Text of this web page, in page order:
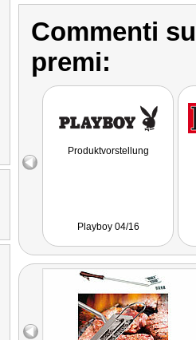
Commenti
premi:
Produktvorstellung
Playboy 04/16